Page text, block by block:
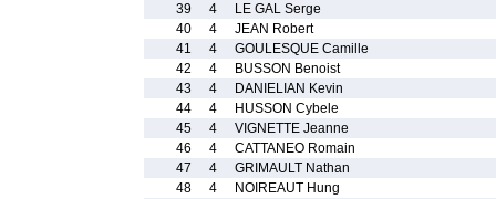
39
4
LE GAL Serge
40
4
JEAN Robert
41
4
GOULESQUE Camille
42
4
BUSSON Benoist
43
4
DANIELIAN Kevin
44
4
HUSSON Cybele
45
4
VIGNETTE Jeanne
46
4
CATTANEO Romain
47
4
GRIMAULT Nathan
48
4
NOIREAUT Hung